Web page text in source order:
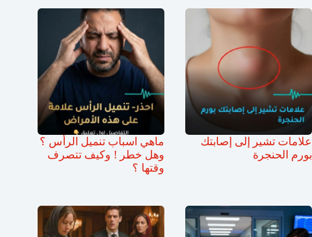
علامات تشير إلى إصابتك
بورم الحنجرة
ماهي اسباب تنميل الرأس ؟
وهل خطر ! وكيف تتصرف
وقتها ؟